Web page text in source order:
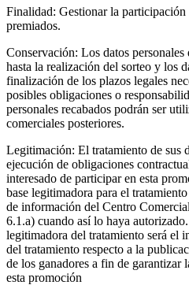
Finalidad: Gestionar la participación
premiados.
Conservación: Los datos personales
hasta la realización del sorteo y los
finalización de los plazos legales
posibles obligaciones o
personales recabados podrán ser
comerciales posteriores.
Legitimación: El tratamiento de sus
ejecución de obligaciones
interesado de participar en esta
base legitimadora para el
de información del Centro
6.1.a) cuando así lo haya
legitimadora del tratamiento será el
del tratamiento respecto a la
de los ganadores a fin de garantizar
esta promoción